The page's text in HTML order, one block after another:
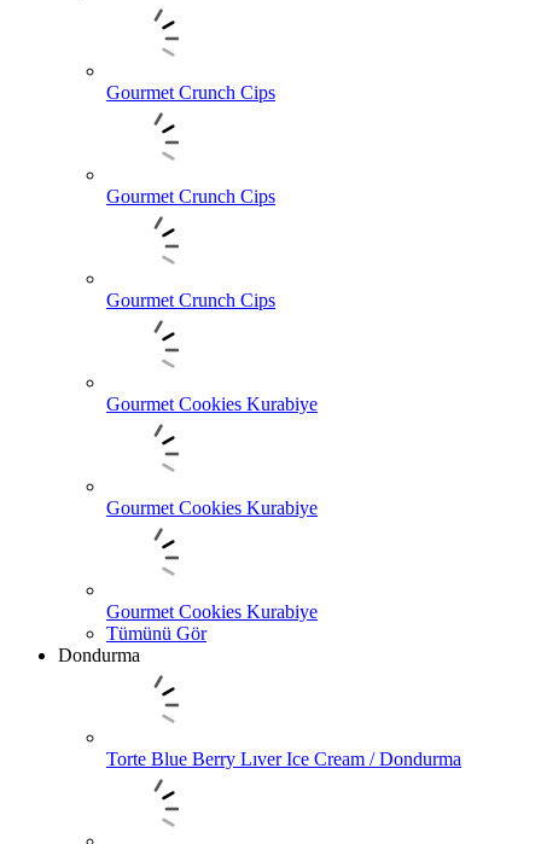
Gourmet Crunch Cips
Gourmet Crunch Cips
Gourmet Crunch Cips
Gourmet Cookies Kurabiye
Gourmet Cookies Kurabiye
Gourmet Cookies Kurabiye
Tümünü Gör
Dondurma
Torte Blue Berry Lıver Ice Cream / Dondurma